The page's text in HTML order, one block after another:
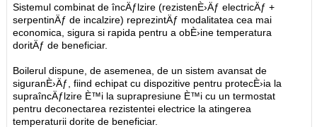
Sistemul combinat de încÄƒlzire (rezistenÈ›Äƒ electricÄƒ +
serpentinÄƒ de incalzire) reprezintÄƒ modalitatea cea mai
economica, sigura si rapida pentru a obÈ›ine temperatura
doritÄƒ de beneficiar.
Boilerul dispune, de asemenea, de un sistem avansat de
siguranÈ›Äƒ, fiind echipat cu dispozitive pentru protecÈ›ia la
supraîncÄƒlzire È™i la suprapresiune È™i cu un termostat
pentru deconectarea rezistentei electrice la atingerea
temperaturii dorite de beneficiar.